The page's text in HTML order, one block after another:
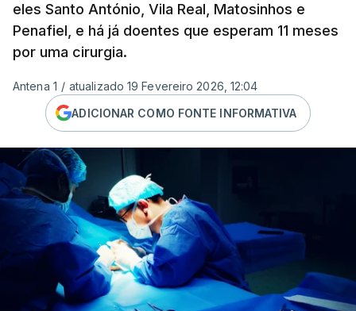
eles Santo António, Vila Real, Matosinhos e
Penafiel, e há já doentes que esperam 11 meses
por uma cirurgia.
Antena 1 / atualizado 19 Fevereiro 2026, 12:04
ADICIONAR COMO FONTE INFORMATIVA